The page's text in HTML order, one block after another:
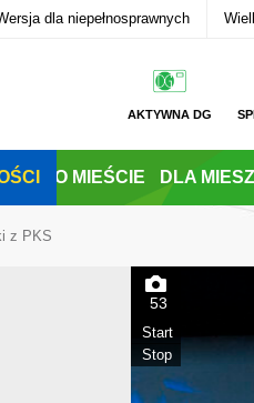
dla niepełnosprawnych
AKTYWNA DG
O MIEŚCIE DLA
z PKS
53
Start
Stop